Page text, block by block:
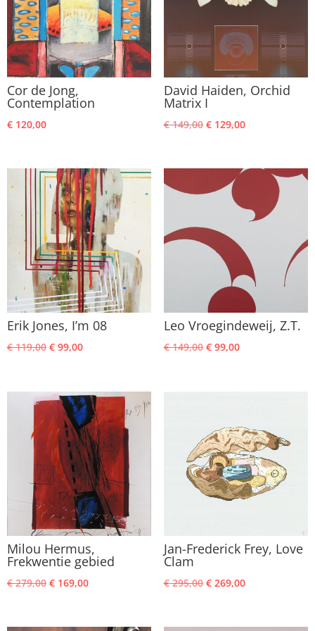
Cor de Jong,
Contemplation
€ 120,00
David Haiden, Orchid
Matrix I
€149,00 Oorspronkelijke
€ 149,00.
€129,00Huidige
€ 129,00.
Erik Jones, I’m 08
€119,00 Oorspronkelijke
€ 119,00.
€ 99,00Huidige
€ 99,00.
Leo Vroegindeweij, Z.T.
€149,00 Oorspronkelijke
€99,00Huidige
Milou Hermus,
Frekwentie gebied
€279,00 Oorspronkelijke
€ 169,00Huidige
Jan-Frederick Frey, Love
Clam
€295,00 Oorspronkelijke
€269,00Huidige